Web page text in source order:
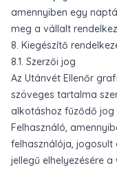
amennyiben egy
meg a vállalt
8. Kiegészítő
8.1. Szerzői jog
Az Utánvét Ellenőr
szöveges tartalma
alkotáshoz fűződő
Felhasználó,
felhasználója,
jellegű elhelyezésére